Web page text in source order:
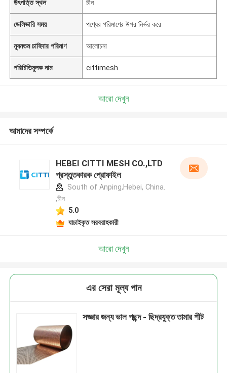
উৎপত্তি স্থল চীন
ডেলিভারি সময় পণ্যের পরিমাণের উপর নির্ভর করে
ন্যূনতম চাহিদার পরিমাণ আলোচনা
পরিচিতিমুলক নাম cittimesh
আরো দেখুন
আমাদের সম্পর্কে
HEBEI CITTI MESH CO.,LTD
প্রস্তুতকারক প্রোফাইল
South of Anping,Hebei, China.
,চীন
5.0
যাচাইকৃত সরবরাহকারী
আরো দেখুন
এর সেরা মূল্য পান
সজ্জার জন্য ভাল পছন্দ - ছিদ্রযুক্ত তামার শীট